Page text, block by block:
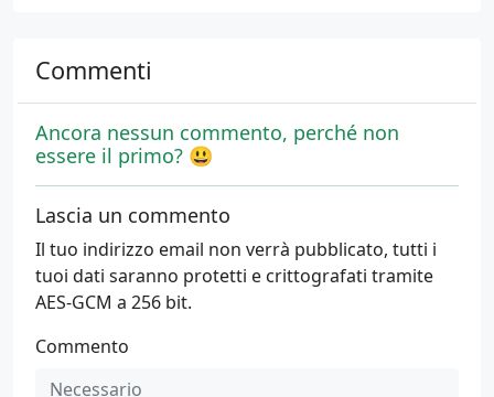
Commenti
Ancora nessun commento, perché non
essere il primo? 😃
Lascia un commento
Il tuo indirizzo email non verrà pubblicato, tutti i
tuoi dati saranno protetti e crittografati tramite
AES-GCM a 256 bit.
Commento